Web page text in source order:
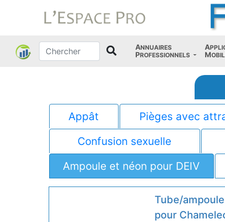
ANNUAIRES
PROFESSIONNELS
A
M
Appât Pièges avec
Confusion sexuelle
Ampoule et néon pour DEIV
Tube/
pour